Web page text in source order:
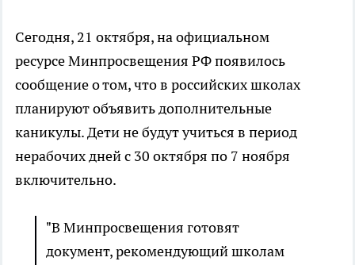
Сегодня, 21 октября, на официальном
ресурсе Минпросвещения РФ появилось
сообщение о том, что в российских школах
планируют объявить дополнительные
каникулы. Дети не будут учиться в период
нерабочих дней с 30 октября по 7 ноября
включительно.
"В Минпросвещения готовят
документ, рекомендующий школам